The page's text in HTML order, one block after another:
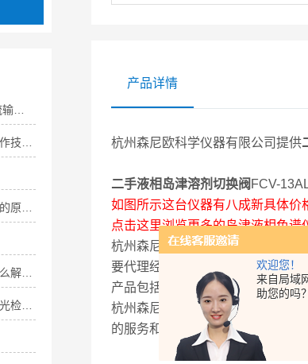
欢迎您！
来自局域
助您的吗？
产品详情
杭州森尼欧科学仪器有限公司提供
二手液相岛津溶剂切换阀 FCV-
如图所示这台仪器有八成新具体价
点击这里浏览更多的岛津液相色谱
杭州森尼欧科学仪器有限公司主
要代理经营各种分析仪器，如气、
产品包括：HP-500型氢气发生器
杭州森尼欧科学仪器有限公司坚
的服务和长远的保障。